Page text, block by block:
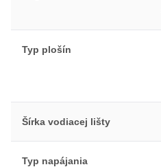
Typ plošín
Šírka vodiacej lišty
Typ napájania